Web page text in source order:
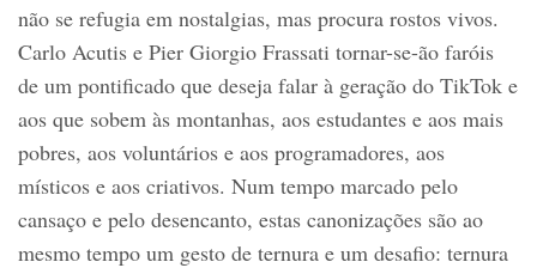
não se refugia em nostalgias, mas procura rostos vivos.
Carlo Acutis e Pier Giorgio Frassati tornar-se-ão faróis
de um pontificado que deseja falar à geração do TikTok e
aos que sobem às montanhas, aos estudantes e aos mais
pobres, aos voluntários e aos programadores, aos
místicos e aos criativos. Num tempo marcado pelo
cansaço e pelo desencanto, estas canonizações são ao
mesmo tempo um gesto de ternura e um desafio: ternura